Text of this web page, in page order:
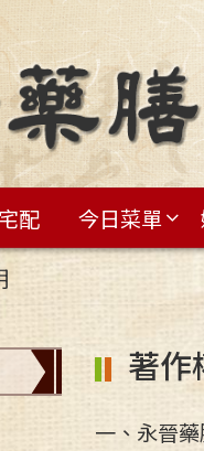
配 今日菜單
著作
一、永晉